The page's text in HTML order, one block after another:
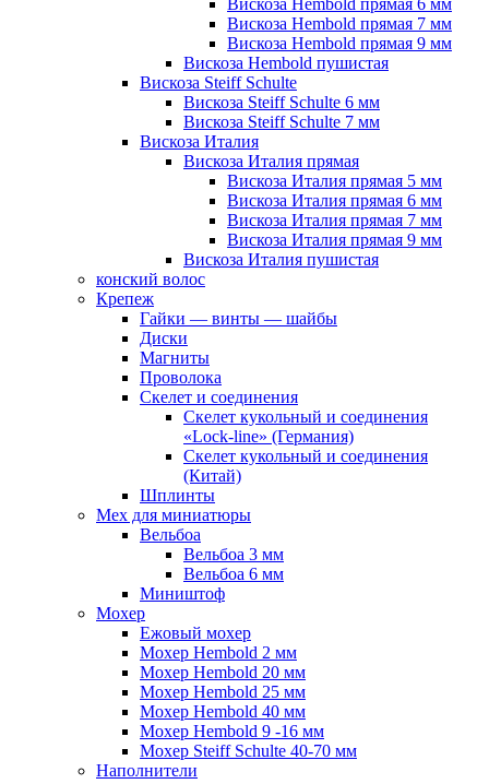
Вискоза Hembold прямая 7 мм
Вискоза Hembold прямая 9 мм
Вискоза Hembold пушистая
Вискоза Steiff Schulte
Вискоза Steiff Schulte 6 мм
Вискоза Steiff Schulte 7 мм
Вискоза Италия
Вискоза Италия прямая
Вискоза Италия прямая 5 мм
Вискоза Италия прямая 6 мм
Вискоза Италия прямая 7 мм
Вискоза Италия прямая 9 мм
Вискоза Италия пушистая
конский волос
Крепеж
Гайки — винты — шайбы
Диски
Магниты
Проволока
Скелет и соединения
Скелет кукольный и соединения
«Lock-line» (Германия)
Скелет кукольный и соединения
(Китай)
Шплинты
Мех для миниатюры
Вельбоа
Вельбоа 3 мм
Вельбоа 6 мм
Миништоф
Мохер
Ежовый мохер
Мохер Hembold 2 мм
Мохер Hembold 20 мм
Мохер Hembold 25 мм
Мохер Hembold 40 мм
Мохер Hembold 9 -16 мм
Мохер Steiff Schulte 40-70 мм
Наполнители